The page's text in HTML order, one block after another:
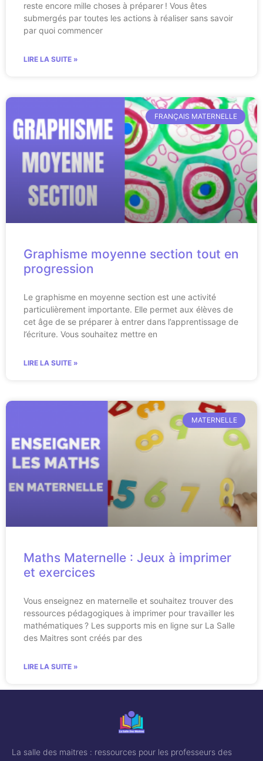
reste encore mille choses à préparer ! Vous êtes
submergés par toutes les actions à réaliser sans savoir
par quoi commencer
LIRE LA SUITE »
FRANÇAIS MATERNELLE
Graphisme moyenne section tout en
progression
Le graphisme en moyenne section est une activité
particulièrement importante. Elle permet aux élèves de
cet âge de se préparer à entrer dans l’apprentissage de
l’écriture. Vous souhaitez mettre en
LIRE LA SUITE »
MATERNELLE
Maths Maternelle : Jeux à imprimer
et exercices
Vous enseignez en maternelle et souhaitez trouver des
ressources pédagogiques à imprimer pour travailler les
mathématiques ? Les supports mis en ligne sur La Salle
des Maitres sont créés par des
LIRE LA SUITE »
La salle des maitres : ressources pour les professeurs des